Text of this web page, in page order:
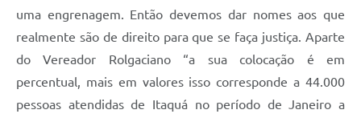
uma engrenagem. Então devemos dar nomes aos que
realmente são de direito para que se faça justiça. Aparte
do Vereador Rolgaciano “a sua colocação é em
percentual, mais em valores isso corresponde a 44.000
pessoas atendidas de Itaquá no período de Janeiro a